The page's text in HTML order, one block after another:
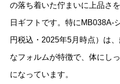
の落ち着いた佇まいに上品さ
日ギフトです。特にMB038A-
円税込・2025年5月時点）は
なフォルムが特徴で、体にし
になっています。